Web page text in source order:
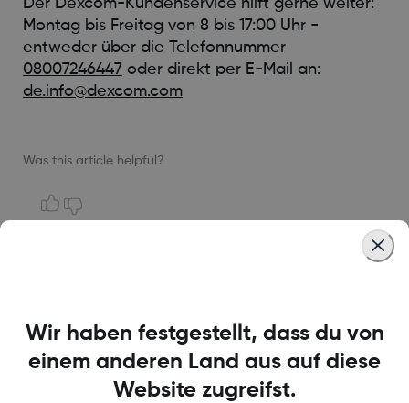
Der Dexcom-Kundenservice hilft gerne weiter:
Montag bis Freitag von 8 bis 17:00 Uhr -
entweder über die Telefonnummer
08007246447 oder direkt per E-Mail an:
de.info@dexcom.com
Was this article helpful?
Über Dexcom
Wir haben festgestellt, dass du von
einem anderen Land aus auf diese
Website zugreifst.